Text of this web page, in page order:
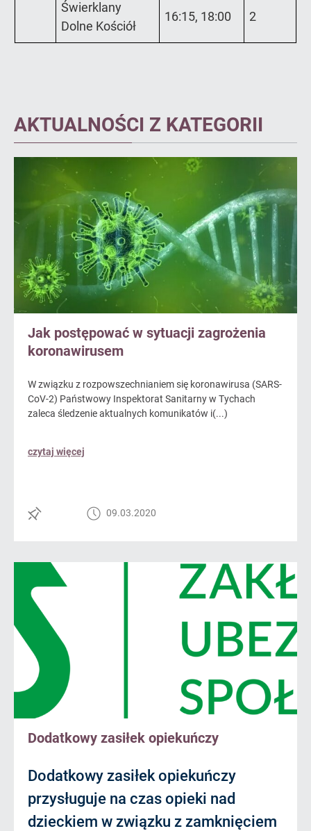
Świerklany
Dolne Kościół
16:15, 18:00 2
AKTUALNOŚCI Z KATEGORII
Jak postępować w sytuacji zagrożenia
koronawirusem
W związku z rozpowszechnianiem się koronawirusa (SARS-
CoV-2) Państwowy Inspektorat Sanitarny w Tychach
zaleca śledzenie aktualnych komunikatów i(...)
czytaj więcej
09.03.2020
Dodatkowy zasiłek opiekuńczy
Dodatkowy zasiłek opiekuńczy
przysługuje na czas opieki nad
dzieckiem w związku z zamknięciem